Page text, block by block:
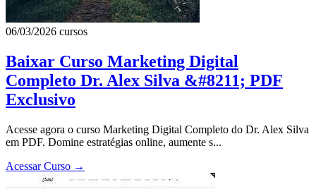
06/03/2026 cursos
Baixar Curso Marketing Digital
Completo Dr. Alex Silva &#8211; PDF
Exclusivo
Acesse agora o curso Marketing Digital Completo do Dr. Alex Silva
em PDF. Domine estratégias online, aumente s...
Acessar Curso →